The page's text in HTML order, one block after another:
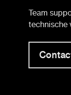
Team
technische